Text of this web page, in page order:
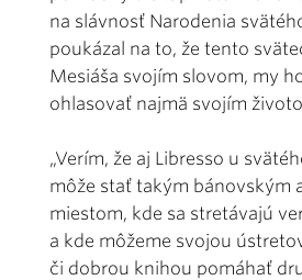
na slávnosť Narodenia
poukázal na to, že tento
Mesiáša svojím slovom, my
ohlasovať najmä svojím
„Verím, že aj Libresso u
môže stať takým bánovským
miestom, kde sa stretávajú
a kde môžeme svojou
či dobrou knihou pomáhať